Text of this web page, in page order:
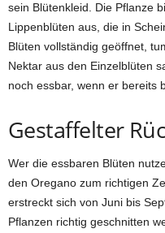
sein Blütenkleid. Die Pflanze
Lippenblüten aus, die in
Blüten vollständig geöffnet,
Nektar aus den Einzelblüten
noch essbar, wenn er bereits
Gestaffelter
Wer die essbaren Blüten
den Oregano zum richtigen
erstreckt sich von Juni bis
Pflanzen richtig geschnitten